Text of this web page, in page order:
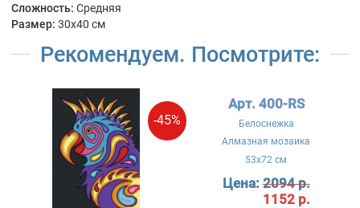
Сложность: Средняя
Размер: 30x40 см
Рекомендуем. Посмотрите:
-45%
Арт. 400-RS
Белоснежка
Алмазная мозаика
53x72 см
Цена:2094 р.
1152 р.